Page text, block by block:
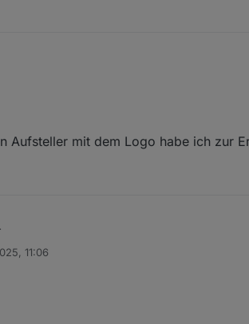
Aufsteller mit dem Logo habe ich zur
11:06